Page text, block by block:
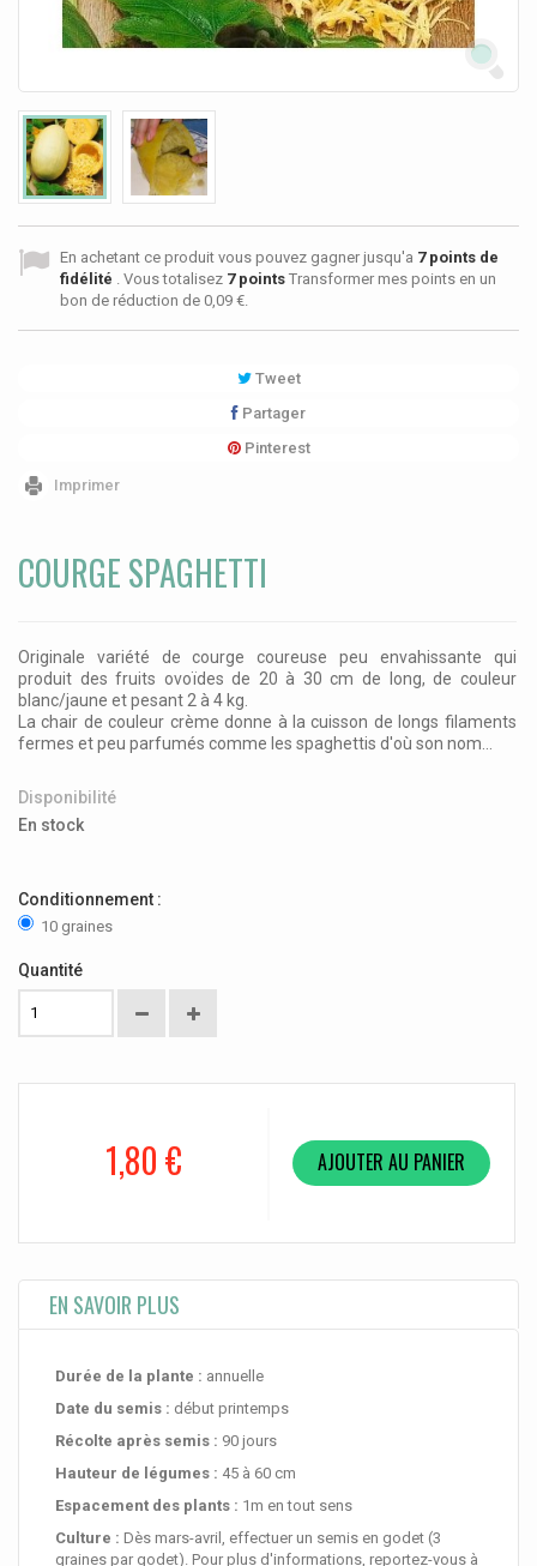
En achetant ce produit vous pouvez gagner jusqu'a 7points de
fidélité . Vous totalisez 7points Transformer mes points en un
bon de réduction de 0,09 €.
Tweet
Partager
Pinterest
Imprimer
COURGE SPAGHETTI
Originale variété de courge coureuse peu envahissante qui
produit des fruits ovoïdes de 20 à 30 cm de long, de couleur
blanc/jaune et pesant 2 à 4 kg.
La chair de couleur crème donne à la cuisson de longs filaments
fermes et peu parfumés comme les spaghettis d'où son nom...
Disponibilité
En stock
Conditionnement :
10 graines
Quantité
1,80 € AJOUTER AU PANIER
EN SAVOIR PLUS
Durée de la plante : annuelle
Date du semis : début printemps
Récolte après semis : 90 jours
Hauteur de légumes : 45 à 60 cm
Espacement des plants : 1m en tout sens
Culture : Dès mars-avril, effectuer un semis en godet (3
graines par godet). Pour plus d'informations, reportez-vous à